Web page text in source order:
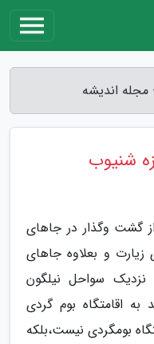
مجله اندیشه
شنیوب
گشت وگذار در جاهای
زیارت و بعلاوه جاهای
سواحل نیلگون
به اقامتگاه بوم گردی
بومگردی نیست،بلکه